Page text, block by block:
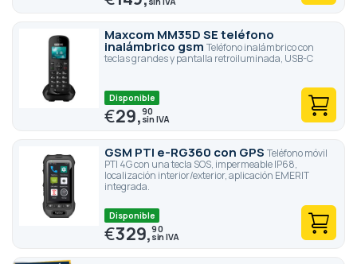
Maxcom MM35D SE teléfono
inalámbrico gsm Teléfono inalámbrico con
teclas grandes y pantalla retroiluminada, USB-C
Disponible
€29,90
GSM PTI e-RG360 con GPS Teléfono móvil
PTI 4G con una tecla SOS, impermeable IP68,
localización interior/exterior, aplicación EMERIT
integrada.
Disponible
€329,90